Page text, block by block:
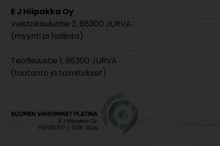
E J Hiipakka Oy
Veistokouluntie 2, 66300 JURVA
(myynti ja hallinto)
Teollisuustie 1, 66300 JURVA
(tuotanto ja toimitukset)